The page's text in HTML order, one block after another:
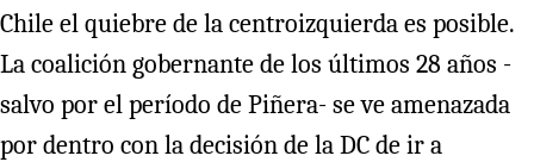
Chile el quiebre de la centroizquierda es posible.
La coalición gobernante de los últimos 28 años -
salvo por el período de Piñera- se ve amenazada
por dentro con la decisión de la DC de ir a